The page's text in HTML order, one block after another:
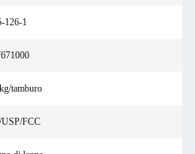
126-1
tamburo
FCC